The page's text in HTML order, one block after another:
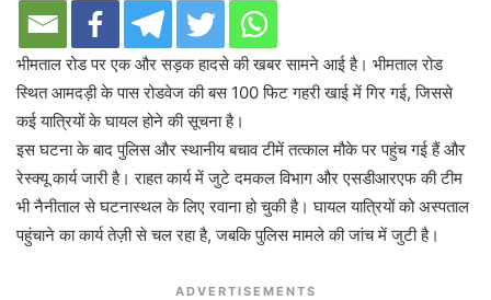
भीमताल रोड पर एक और सड़क हादसे की खबर सामने आई है। भीमताल रोड
स्थित आमदड़ी के पास रोडवेज की बस 100 फिट गहरी खाई में गिर गई, जिससे
कई यात्रियों के घायल होने की सूचना है।
इस घटना के बाद पुलिस और स्थानीय बचाव टीमें तत्काल मौके पर पहुंच गई हैं और
रेस्क्यू कार्य जारी है। राहत कार्य में जुटे दमकल विभाग और एसडीआरएफ की टीम
भी नैनीताल से घटनास्थल के लिए रवाना हो चुकी है। घायल यात्रियों को अस्पताल
पहुंचाने का कार्य तेज़ी से चल रहा है, जबकि पुलिस मामले की जांच में जुटी है।
ADVERTISEMENTS